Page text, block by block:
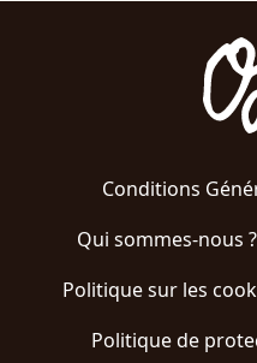
Conditions
Qui sommes-nous ?
Politique sur les
Politique de